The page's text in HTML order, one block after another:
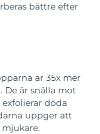
bättre efter
är 35x mer
De är snälla mot
döda
uppger att
leverans8/14/26
leverans 8/15/26